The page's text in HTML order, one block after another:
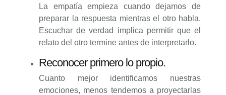
La empatía empieza cuando dejamos de
preparar la respuesta mientras el otro habla.
Escuchar de verdad implica permitir que el
relato del otro termine antes de interpretarlo.
Reconocer primero lo propio.
Cuanto mejor identificamos nuestras
emociones, menos tendemos a proyectarlas